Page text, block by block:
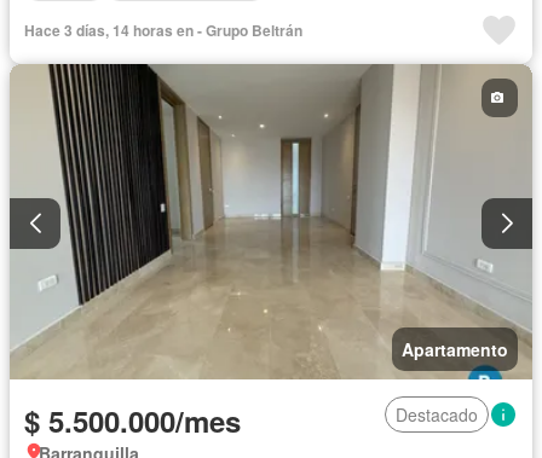
Hace 3 días, 14 horas en - Grupo Beltrán
Apartamento
$ 5.500.000/mes
Destacado